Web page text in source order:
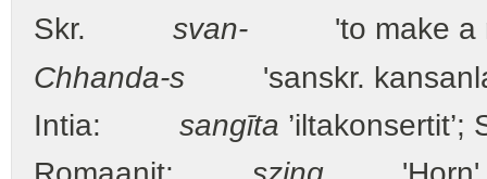
Skr. svan- 'to make a
Chhanda-s 'sanskr.
Intia: sangīta